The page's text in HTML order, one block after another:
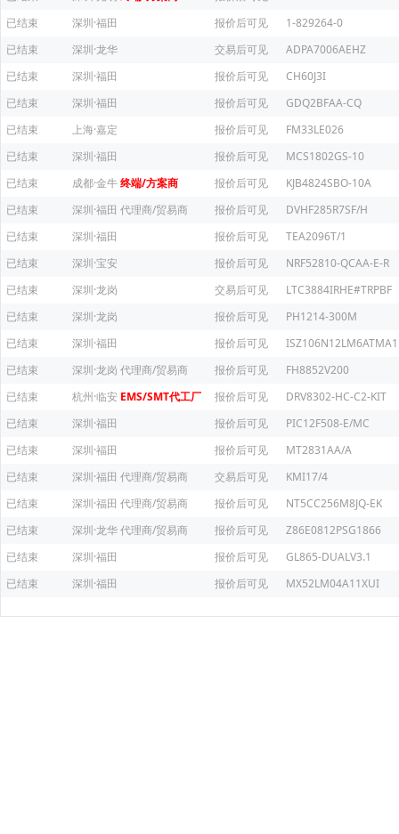
已结束
深圳·福田 报价后可见
1-829264-0
已结束
深圳·龙华 交易后可见
ADPA7006AEHZ
已结束
深圳·福田 报价后可见
CH60J3I
已结束
深圳·福田 报价后可见
GDQ2BFAA-CQ
已结束
上海·嘉定 报价后可见
FM33LE026
已结束
深圳·福田 报价后可见
MCS1802GS-10
已结束
成都·金牛终端/方案商 报价后可见
KJB4824SBO-10A
已结束
深圳·福田 代理商/贸易商 报价后可见
DVHF285R7SF/H
已结束
深圳·福田 报价后可见
TEA2096T/1
已结束
深圳·宝安 报价后可见
NRF52810-QCAA-E-R
已结束
深圳·龙岗 交易后可见
LTC3884IRHE#TRPBF
已结束
深圳·龙岗 报价后可见
PH1214-300M
已结束
深圳·福田 报价后可见
ISZ106N12LM6ATMA1
已结束
深圳·龙岗 代理商/贸易商 报价后可见
FH8852V200
已结束
杭州·临安 EMS/SMT代工厂 报价后可见
DRV8302-HC-C2-KIT
已结束
深圳·福田 报价后可见
PIC12F508-E/MC
已结束
深圳·福田 报价后可见
MT2831AA/A
已结束
深圳·福田 代理商/贸易商 交易后可见
KMI17/4
已结束
深圳·福田 代理商/贸易商 报价后可见
NT5CC256M8JQ-EK
已结束
深圳·龙华代理商/贸易商 报价后可见
Z86E0812PSG1866
已结束
深圳·福田 报价后可见
GL865-DUALV3.1
已结束
深圳·福田 报价后可见 MX52LM04A11XUI